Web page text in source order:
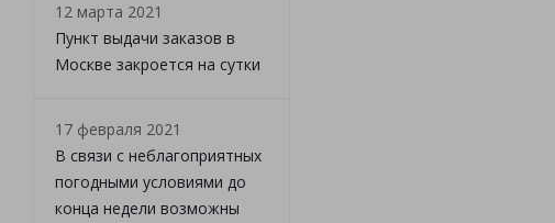
12 марта 2021
Пункт выдачи заказов в
Москве закроется на сутки
17 февраля 2021
В связи с неблагоприятных
погодными условиями до
конца недели возможны